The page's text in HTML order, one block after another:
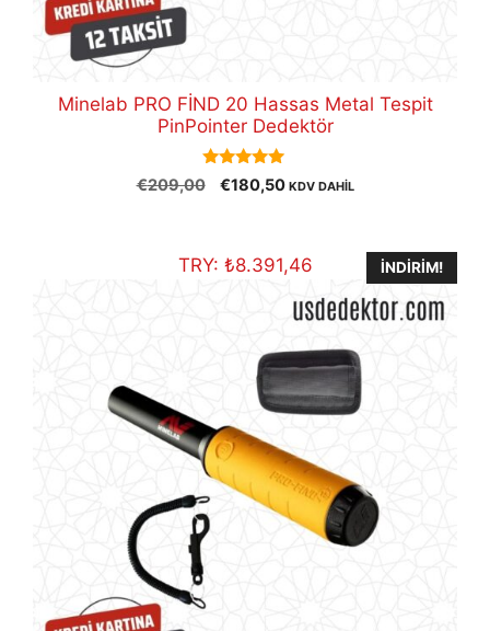
Minelab PRO FİND 20 Hassas Metal Tespit
PinPointer Dedektör
5.00
out of 5
€209,00
Orijinal
€180,50Şu
€180,50.
KDV DAHİL
TRY: ₺8.391,46 İNDIRIM!